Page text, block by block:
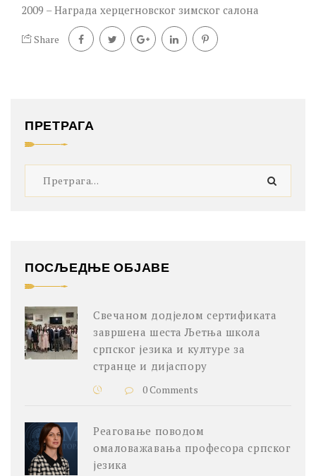
2009 – Нaграда херцегновског зимског салона
Share
ПРЕТРАГА
ПОСЉЕДЊЕ ОБЈАВЕ
Свечаном додјелом сертификата
завршена шеста Љетња школа
српског језика и културе за
странце и дијаспору
0 Comments
Реаговање поводом
омаловажавања професора српског
језика